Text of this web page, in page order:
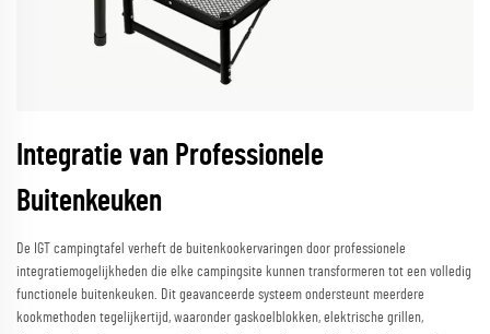
Integratie van Professionele
Buitenkeuken
De IGT campingtafel verheft de buitenkookervaringen door professionele
integratiemogelijkheden die elke campingsite kunnen transformeren tot een volledig
functionele buitenkeuken. Dit geavanceerde systeem ondersteunt meerdere
kookmethoden tegelijkertijd, waaronder gaskoelblokken, elektrische grillen,